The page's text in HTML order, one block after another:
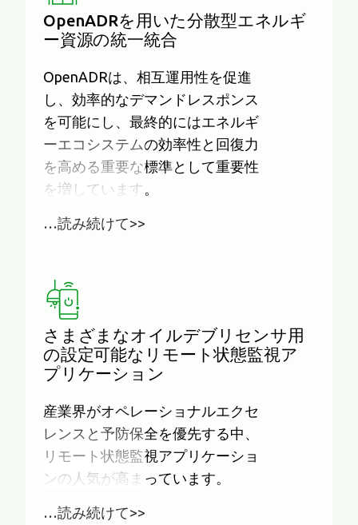
OpenADRを用いた分散型エネルギ
ー資源の統一統合
OpenADRは、相互運用性を促進
し、効率的なデマンドレスポンス
を可能にし、最終的にはエネルギ
ーエコシステムの効率性と回復力
を高める重要な標準として重要性
を増しています。
…読み続けて>>
さまざまなオイルデブリセンサ用
の設定可能なリモート状態監視ア
プリケーション
産業界がオペレーショナルエクセ
レンスと予防保全を優先する中、
リモート状態監視アプリケーショ
ンの人気が高まっています。
…読み続けて>>